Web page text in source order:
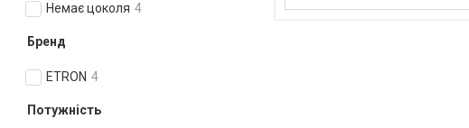
Немає цоколя 4
Бренд
ETRON 4
Потужність